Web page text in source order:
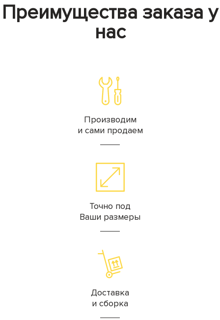
Преимущества заказа у
нас
Производим
и сами продаем
Точно под
Ваши размеры
Доставка
и сборка